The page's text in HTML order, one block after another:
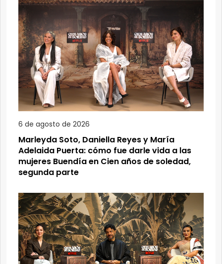
6 de agosto de 2026
Marleyda Soto, Daniella Reyes y María
Adelaida Puerta: cómo fue darle vida a las
mujeres Buendía en Cien años de soledad,
segunda parte